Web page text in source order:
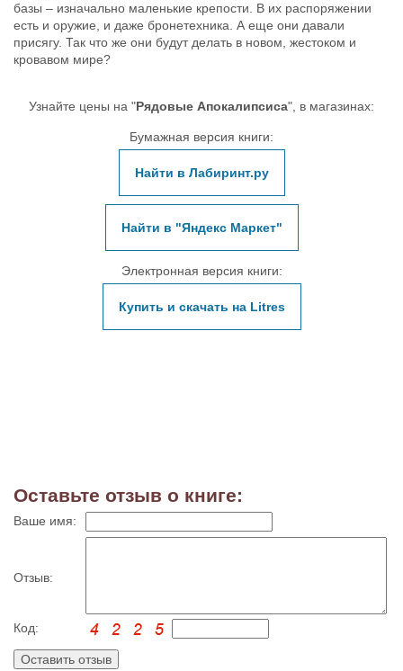
базы – изначально маленькие крепости. В их распоряжении
есть и оружие, и даже бронетехника. А еще они давали
присягу. Так что же они будут делать в новом, жестоком и
кровавом мире?
Узнайте цены на "Рядовые Апокалипсиса", в магазинах:
Бумажная версия книги:
Найти в Лабиринт.ру
Найти в "Яндекс Маркет"
Электронная версия книги:
Купить и скачать на Litres
Оставьте отзыв о книге:
Ваше имя:
Отзыв:
Код: